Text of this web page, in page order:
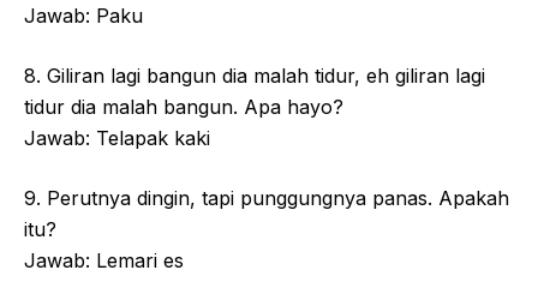
Jawab: Paku
8. Giliran lagi bangun dia malah tidur, eh giliran lagi
tidur dia malah bangun. Apa hayo?
Jawab: Telapak kaki
9. Perutnya dingin, tapi punggungnya panas. Apakah
itu?
Jawab: Lemari es